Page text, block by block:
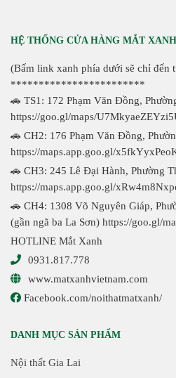
HỆ THỐNG CỬA HÀNG MẮT
(Bấm link xanh phía dưới sẽ chỉ đến
************************
🚗 TS1: 172 Phạm Văn Đồng,
https://goo.gl/maps/
🚗 CH2: 176 Phạm Văn Đồng,
https://maps.app.goo.gl/
🚗 CH3: 245 Lê Đại Hành, Phường
https://maps.app.goo.gl/
🚗 CH4: 1308 Võ Nguyên Giáp,
(gần ngã ba La Sơn) https://goo.gl/
HOTLINE Mắt Xanh
0931.817.778
www.matxanhvietnam.com
Facebook.com/noithatmatxanh/
DANH MỤC SẢN PHẨM
Nội thất Gia Lai